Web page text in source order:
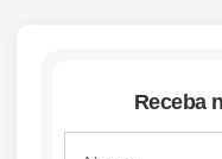
Receba